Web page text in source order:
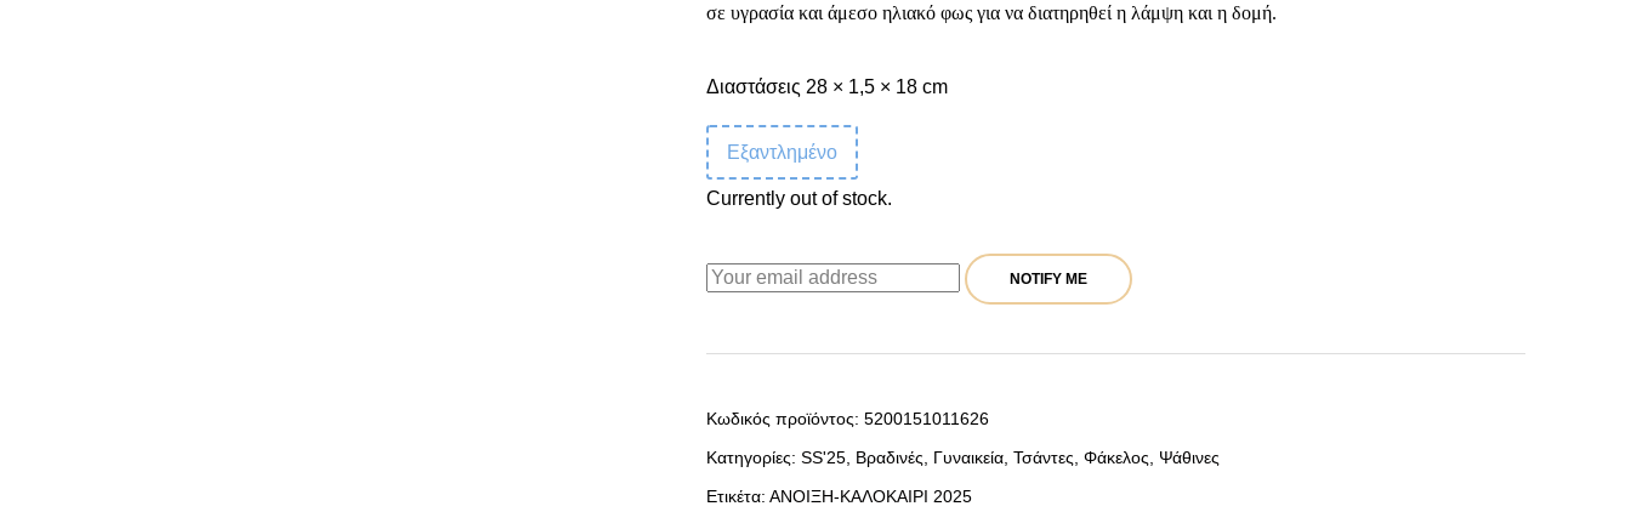
σε υγρασία και άμεσο ηλιακό φως για να διατηρηθεί η λάμψη και η δομή.
Διαστάσεις 28 × 1,5 × 18 cm
Εξαντλημένο
Currently out of stock.
NOTIFY ME
Κωδικός προϊόντος: 5200151011626
Κατηγορίες: SS'25 Βραδινές Γυναικεία Τσάντες Φάκελος
Ψάθινες
Ετικέτα: ΑΝΟΙΞΗ-ΚΑΛΟΚΑΙΡΙ 2025